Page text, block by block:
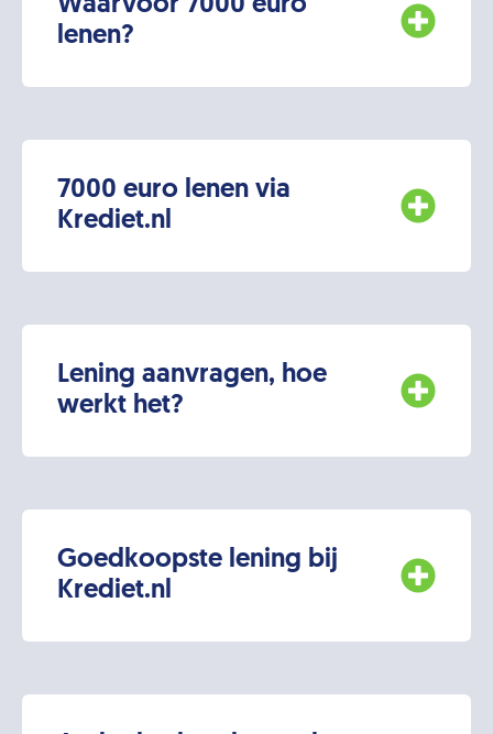
Waarvoor 7000 euro
lenen?
7000 euro lenen via
Krediet.nl
Lening aanvragen, hoe
werkt het?
Goedkoopste lening bij
Krediet.nl